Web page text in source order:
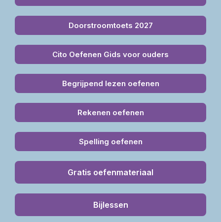
Doorstroomtoets 2027
Cito Oefenen Gids voor ouders
Begrijpend lezen oefenen
Rekenen oefenen
Spelling oefenen
Gratis oefenmateriaal
Bijlessen